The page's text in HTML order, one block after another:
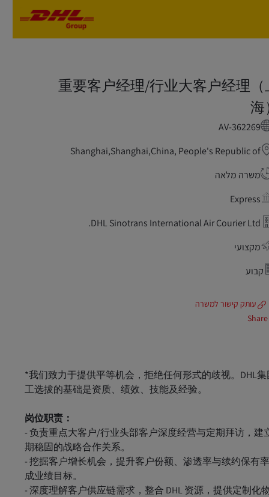
重要客户经理/行业大客户经理（
海
AV-362269
Shanghai,Shanghai,China, People's Republic of
משרה מלאה
Express
DHL Sinotrans International Air Courier Ltd.
מקצועי
קבוע
עותק קישור למשרה
Share
*我们致力于提供平等机会，拒绝任何形式的歧视。DHL
工选拔的基础是资质、绩效、技能及经验。
岗位职责：
- 负责重点大客户/行业头部客户深度经营与定期拜访，建
期稳固的战略合作关系。
- 挖掘客户增长机会，提升客户份额、渗透率与续约保有
成业绩目标。
- 深度理解客户供应链需求，整合 DHL 资源，提供定制化